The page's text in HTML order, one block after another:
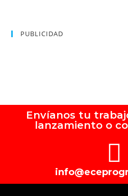
PUBLICIDAD
Envíanos tu
lanzamiento o